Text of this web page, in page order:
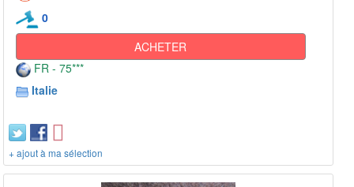
0
ACHETER
FR - 75***
Italie
+ ajout à ma sélection